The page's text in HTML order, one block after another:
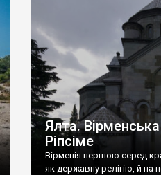
називаються
виробляє відмінне вино
легке біле і дуже […]
Ялта.
Ріпсіме
Вірменія першою серед
як державну релігію, й на